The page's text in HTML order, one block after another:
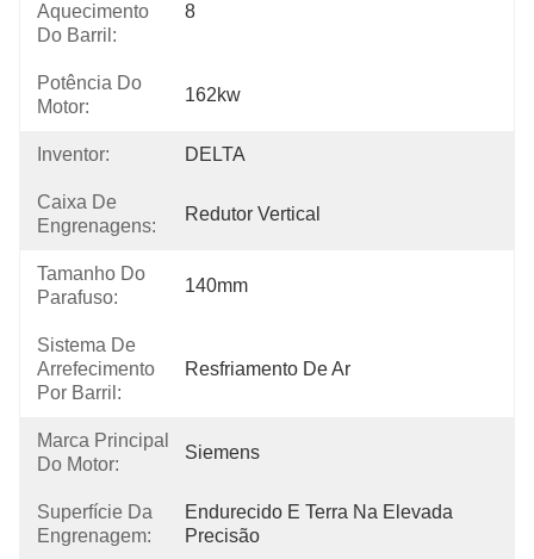
Aquecimento
Do Barril:
8
Potência Do
Motor:
162kw
Inventor: DELTA
Caixa De
Engrenagens:
Redutor Vertical
Tamanho Do
Parafuso:
140mm
Sistema De
Arrefecimento
Por Barril:
Resfriamento De Ar
Marca Principal
Do Motor:
Siemens
Superfície Da
Engrenagem:
Endurecido E Terra Na Elevada
Precisão